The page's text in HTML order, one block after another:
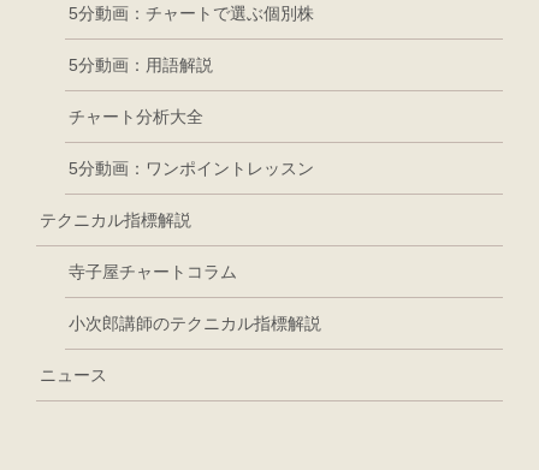
5分動画：チャートで選ぶ個別株
5分動画：用語解説
チャート分析大全
5分動画：ワンポイントレッスン
テクニカル指標解説
寺子屋チャートコラム
小次郎講師のテクニカル指標解説
ニュース